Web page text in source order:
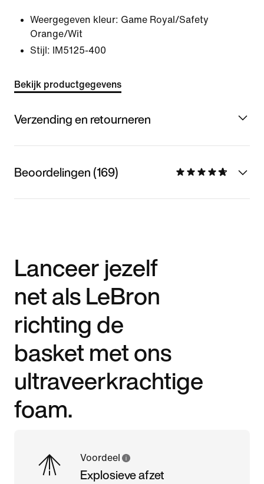
Weergegeven kleur: Game Royal/Safety
Orange/Wit
Stijl:
IM5125-400
Bekijk productgegevens
Verzending en retourneren
Beoordelingen (169)
Lanceer jezelf
net als LeBron
richting de
basket met ons
ultraveerkrachtige
foam.
Voordeel
Explosieve afzet